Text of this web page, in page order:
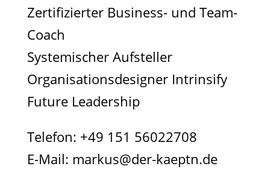
Zertifizierter Business- und Team-
Coach
Systemischer Aufsteller
Organisationsdesigner Intrinsify
Future Leadership
Telefon: +49 151 56022708
E-Mail: markus@der-kaeptn.de